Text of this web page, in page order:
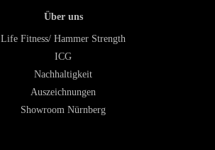
Über uns
Life Fitness/ Hammer Strength
ICG
Nachhaltigkeit
Auszeichnungen
Showroom Nürnberg